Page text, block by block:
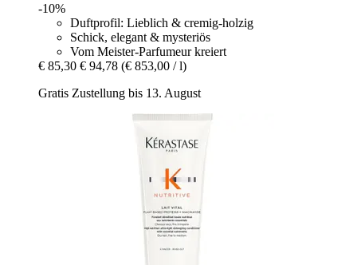
-10%
Duftprofil: Lieblich & cremig-holzig
Schick, elegant & mysteriös
Vom Meister-Parfumeur kreiert
€ 85,30 € 94,78 (€ 853,00 / l)
Gratis Zustellung bis 13. August